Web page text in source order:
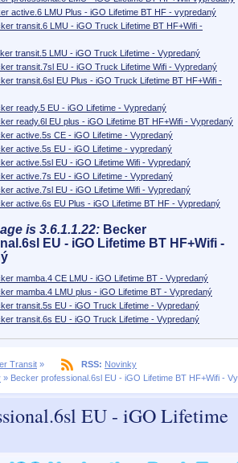
active.6 LMU Plus - iGO Lifetime BT HF - vypredaný
transit.6 LMU - iGO Truck Lifetime BT HF+Wifi -
transit.5 LMU - iGO Truck Lifetime - Vypredaný
transit.7sl EU - iGO Truck Lifetime Wifi - Vypredaný
transit.6sl EU Plus - iGO Truck Lifetime BT HF+Wifi -
ready.5 EU - iGO Lifetime - Vypredaný
ready.6l EU plus - iGO Lifetime BT HF+Wifi - Vypredaný
active.5s CE - iGO Lifetime - Vypredaný
active.5s EU - iGO Lifetime - vypredaný
active.5sl EU - iGO Lifetime Wifi - Vypredaný
active.7s EU - iGO Lifetime - Vypredaný
active.7sl EU - iGO Lifetime Wifi - Vypredaný
active.6s EU Plus - iGO Lifetime BT HF - Vypredaný
is 3.6.1.1.22: Becker
EU - iGO Lifetime BT HF+Wifi -
mamba.4 CE LMU - iGO Lifetime BT - Vypredaný
mamba.4 LMU plus - iGO Lifetime BT - Vypredaný
transit.5s EU - iGO Truck Lifetime - Vypredaný
transit.6s EU - iGO Truck Lifetime - Vypredaný
RSS: Novinky
Transit »
» Becker professional.6sl EU - iGO Lifetime BT HF+Wifi -
EU - iGO Lifetime